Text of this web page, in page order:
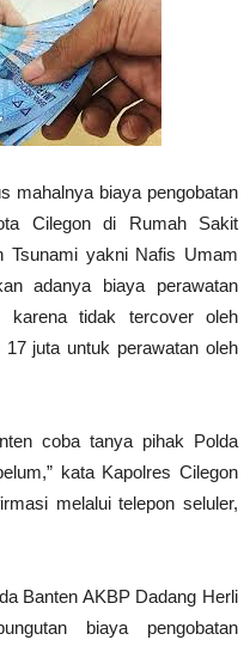
mahalnya biaya pengobatan
Cilegon di Rumah Sakit
Tsunami yakni Nafis Umam
adanya biaya perawatan
tidak tercover oleh
juta untuk perawatan oleh
coba tanya pihak Polda
kata Kapolres Cilegon
melalui telepon seluler,
Banten AKBP Dadang Herli
biaya pengobatan